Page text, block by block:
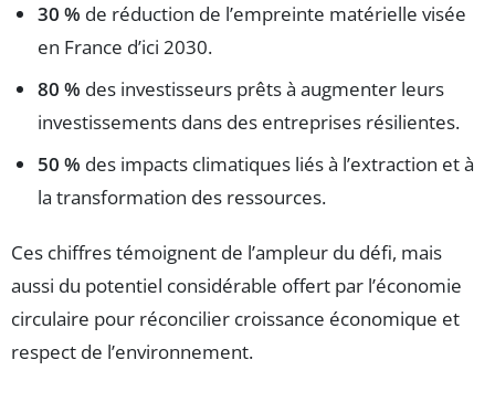
30 % de réduction de l’empreinte matérielle visée
en France d’ici 2030.
80 % des investisseurs prêts à augmenter leurs
investissements dans des entreprises résilientes.
50 % des impacts climatiques liés à l’extraction et à
la transformation des ressources.
Ces chiffres témoignent de l’ampleur du défi, mais
aussi du potentiel considérable offert par l’économie
circulaire pour réconcilier croissance économique et
respect de l’environnement.